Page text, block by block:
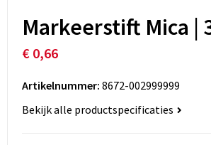
Markeerstift Mica |
€ 0,66
Artikelnummer: 8672-002999999
Bekijk alle productspecificaties